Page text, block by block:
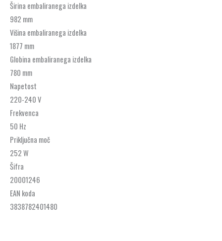
Širina embaliranega izdelka
982 mm
Višina embaliranega izdelka
1877 mm
Globina embaliranega izdelka
780 mm
Napetost
220-240 V
Frekvenca
50 Hz
Priključna moč
252 W
Šifra
20001246
EAN koda
3838782401480